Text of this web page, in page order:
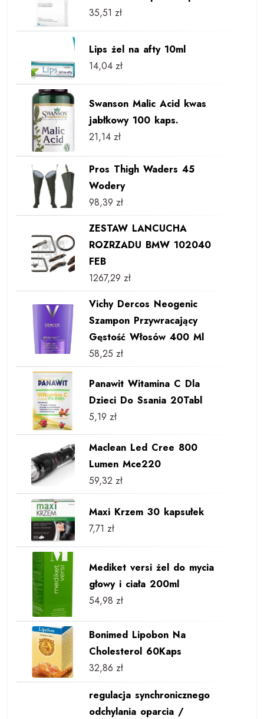
35,51 zł
Lips żel na afty 10ml
14,04 zł
Swanson Malic Acid kwas
jabłkowy 100 kaps.
21,14 zł
Pros Thigh Waders 45
Wodery
98,39 zł
ZESTAW LANCUCHA
ROZRZADU BMW 102040
FEB
1267,29 zł
Vichy Dercos Neogenic
Szampon Przywracający
Gęstość Włosów 400 Ml
58,25 zł
Panawit Witamina C Dla
Dzieci Do Ssania 20Tabl
5,19 zł
Maclean Led Cree 800
Lumen Mce220
59,32 zł
Maxi Krzem 30 kapsułek
7,71 zł
Mediket versi żel do mycia
głowy i ciała 200ml
54,98 zł
Bonimed Lipobon Na
Cholesterol 60Kaps
32,86 zł
regulacja synchronicznego
odchylania oparcia /